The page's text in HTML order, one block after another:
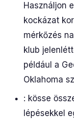
Használjon
kockázat
mérkőzés
klub
például a
Oklahoma
: kösse
lépésekkel